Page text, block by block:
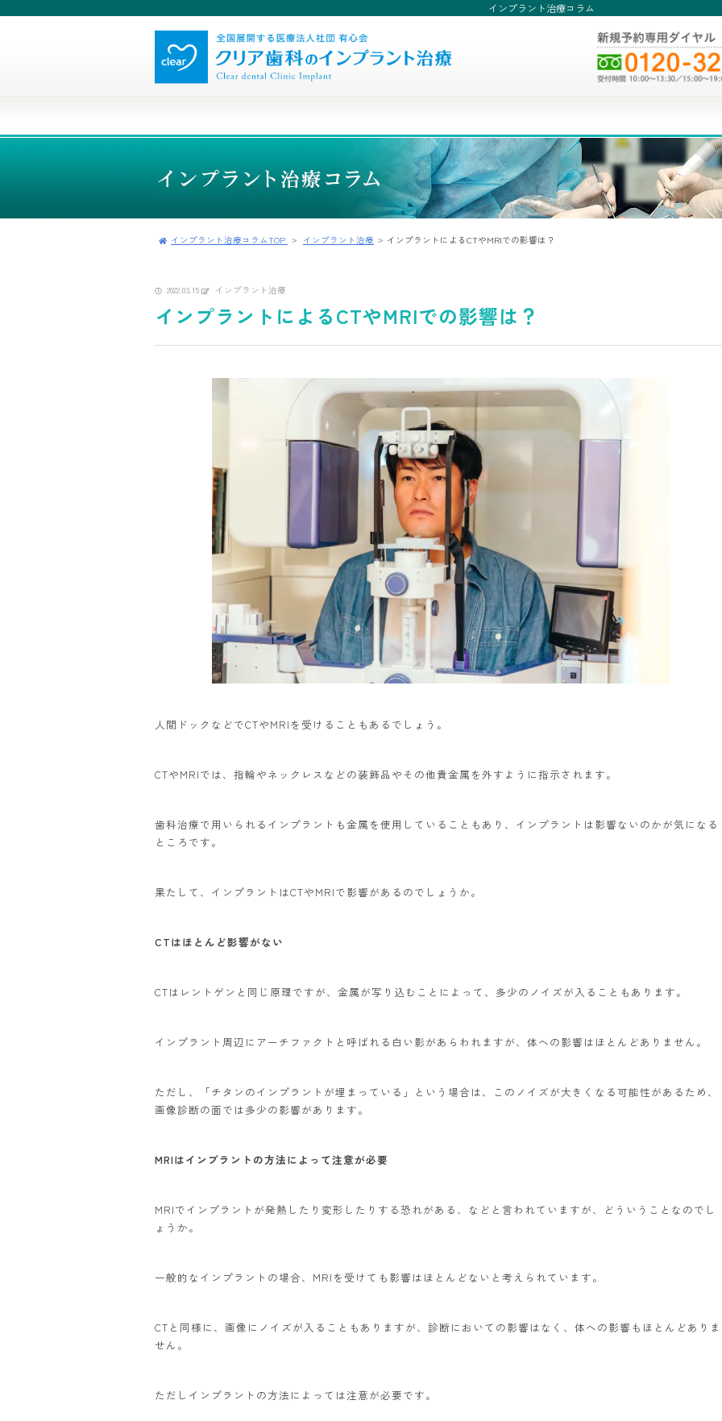
インプラント治療コラム
インプラント治療コラムTOP インプラント治療 インプラントによるCTやMRIでの影響は？
2022.03.15 インプラント治療
インプラントによるCTやMRIでの影響は？
人間ドックなどでCTやMRIを受けることもあるでしょう。
CTやMRIでは、指輪やネックレスなどの装飾品やその他貴金属を外すように指示されます。
歯科治療で用いられるインプラントも金属を使用していることもあり、インプラントは影響ないのかが気になる
ところです。
果たして、インプラントはCTやMRIで影響があるのでしょうか。
CTはほとんど影響がない
CTはレントゲンと同じ原理ですが、金属が写り込むことによって、多少のノイズが入ることもあります。
インプラント周辺にアーチファクトと呼ばれる白い影があらわれますが、体への影響はほとんどありません。
ただし、「チタンのインプラントが埋まっている」という場合は、このノイズが大きくなる可能性があるため、
画像診断の面では多少の影響があります。
MRIはインプラントの方法によって注意が必要
MRIでインプラントが発熱したり変形したりする恐れがある、などと言われていますが、どういうことなのでし
ょうか。
一般的なインプラントの場合、MRIを受けても影響はほとんどないと考えられています。
CTと同様に、画像にノイズが入ることもありますが、診断においての影響はなく、体への影響もほとんどありま
せん。
ただしインプラントの方法によっては注意が必要です。